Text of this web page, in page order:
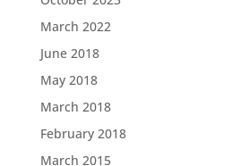
March 2022
June 2018
May 2018
March 2018
February 2018
March 2015